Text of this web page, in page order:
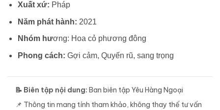
Xuất xứ: Pháp
Năm phát hành: 2021
Nhóm hương: Hoa cỏ phương đông
Phong cách: Gợi cảm, Quyến rũ, sang trọng
📝 Biên tập nội dung: Ban biên tập Yêu Hàng Ngoại
📌 Thông tin mang tính tham khảo, không thay thế tư vấn